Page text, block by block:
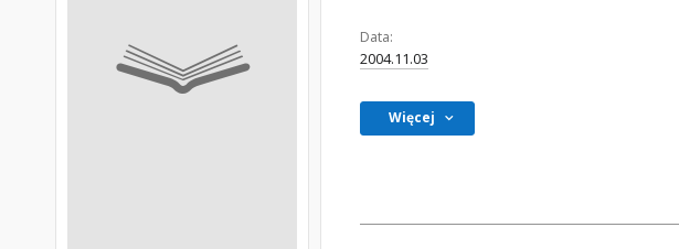
Data:
2004.11.03
Więcej